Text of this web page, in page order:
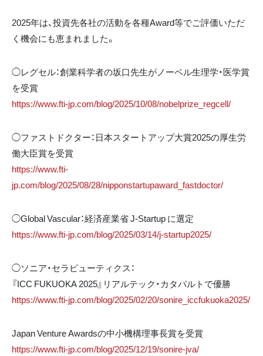
2025年は、投資先各社の活動を各種Award等でご評価いただ
く機会にも恵まれました。
◯レグセル：創業科学者の坂口先生がノーベル生理学・医学賞
を受賞
https://www.fti-jp.com/blog/2025/10/08/nobelprize_regcell/
◯ファストドクター：日本スタートアップ大賞2025の厚生労
働大臣賞を受賞
https://www.fti-
jp.com/blog/2025/08/28/nipponstartupaward_fastdoctor/
◯Global Vascular：経済産業省 J-Startup に選定
https://www.fti-jp.com/blog/2025/03/14/j-startup2025/
◯ソニア・セラピューティクス：
『ICC FUKUOKA 2025』リアルテック・カタパルトで優勝
https://www.fti-jp.com/blog/2025/02/20/sonire_iccfukuoka2025/
Japan Venture Awardsの中小機構理事長賞を受賞
https://www.fti-jp.com/blog/2025/12/19/sonire-jva/